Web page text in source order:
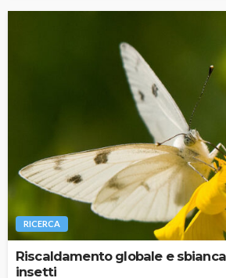
RICERCA
Riscaldamento globale e
insetti